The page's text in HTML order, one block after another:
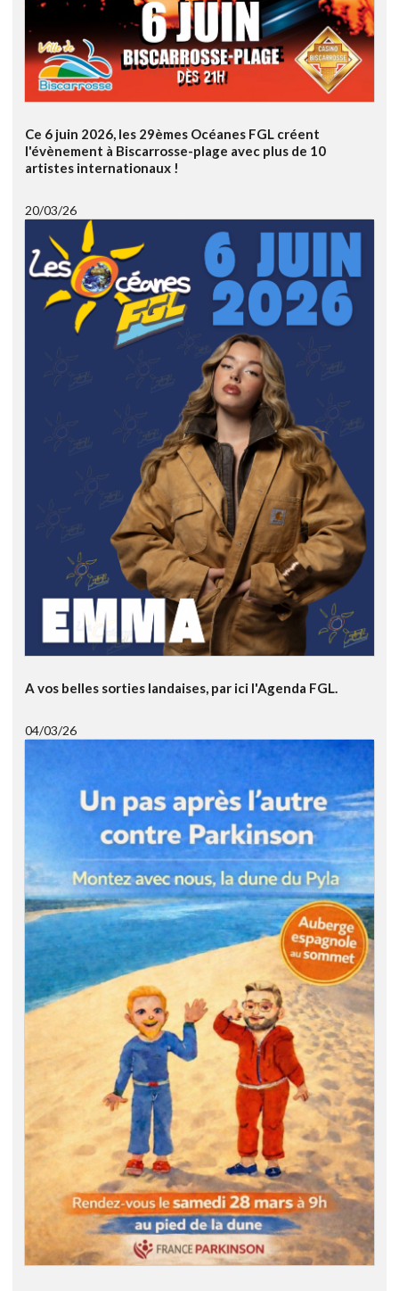
Ce 6 juin 2026, les 29èmes Océanes FGL créent
l'évènement à Biscarrosse-plage avec plus de 10
artistes internationaux !
20/03/26
A vos belles sorties landaises, par ici l'Agenda FGL.
04/03/26